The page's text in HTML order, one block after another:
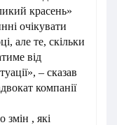
красень»
очікувати
але те, скільки
від
– сказав
компанії
змін , які